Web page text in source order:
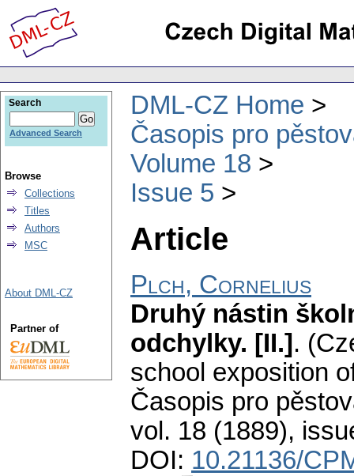
DML-CZ Home
Časopis pro
Volume 18
Issue 5
Article
Plch, Cornelius
Druhý nástin
odchylky. [II.] .
school exposition
Časopis pro
vol. 18 (1889),
DOI: 10.21136/
Search
Advanced Search
Browse
Collections
Titles
Authors
MSC
About DML-CZ
Partner of